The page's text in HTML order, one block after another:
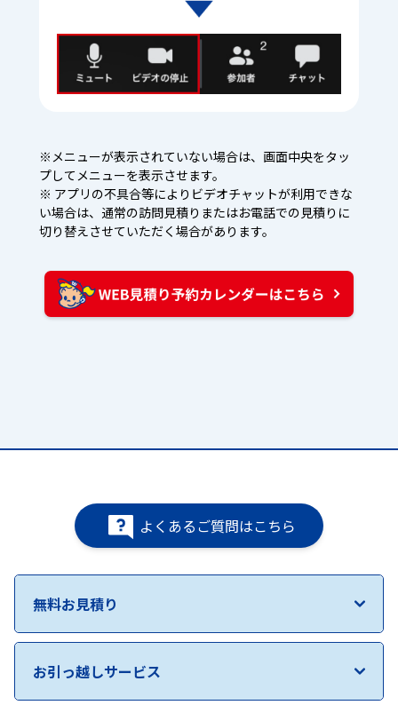
※メニューが表示されていない場合は、画面中央をタッ
プしてメニューを表示させます。
※ アプリの不具合等によりビデオチャットが利用できな
い場合は、通常の訪問見積りまたはお電話での見積りに
切り替えさせていただく場合があります。
よくあるご質問はこちら
無料お見積り
お引っ越しサービス